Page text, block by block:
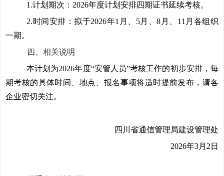
1.计划期次：2026年度计划安排四期证书延续考核。
2.时间安排：拟于2026年1月、5月、8月、11月各组织
一期。
四、相关说明
本计划为2026年度“安管人员”考核工作的初步安排，每
期考核的具体时间、地点、报名事项将适时提前发布，请各
企业密切关注。
四川省通信管理局建设管理处
2026年3月2日